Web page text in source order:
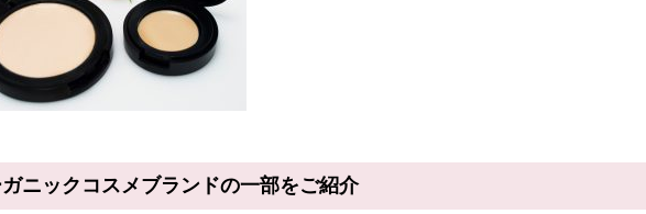
ガニックコスメブランドの一部をご紹介